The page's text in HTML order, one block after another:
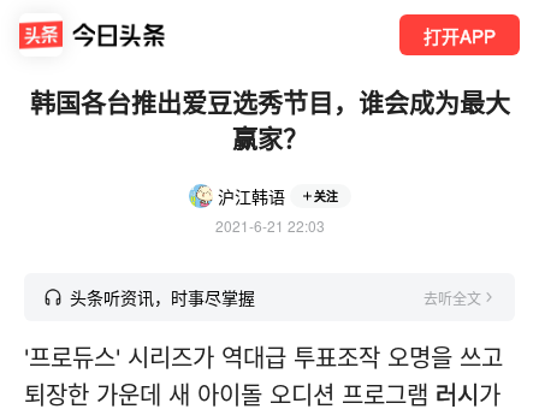
打开APP
韩国各台推出爱豆选秀节目，谁会成为最大
赢家？
沪江韩语 关注
2021-6-21 22:03
头条听资讯，时事尽掌握 去听全文
'프로듀스' 시리즈가 역대급 투표조작 오명을 쓰고
퇴장한 가운데 새 아이돌 오디션 프로그램 러시 가